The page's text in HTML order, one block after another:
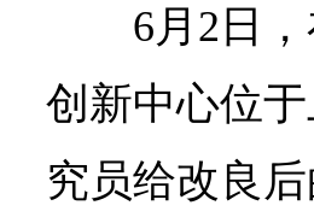
6月2日
创新中心位
究员给改良